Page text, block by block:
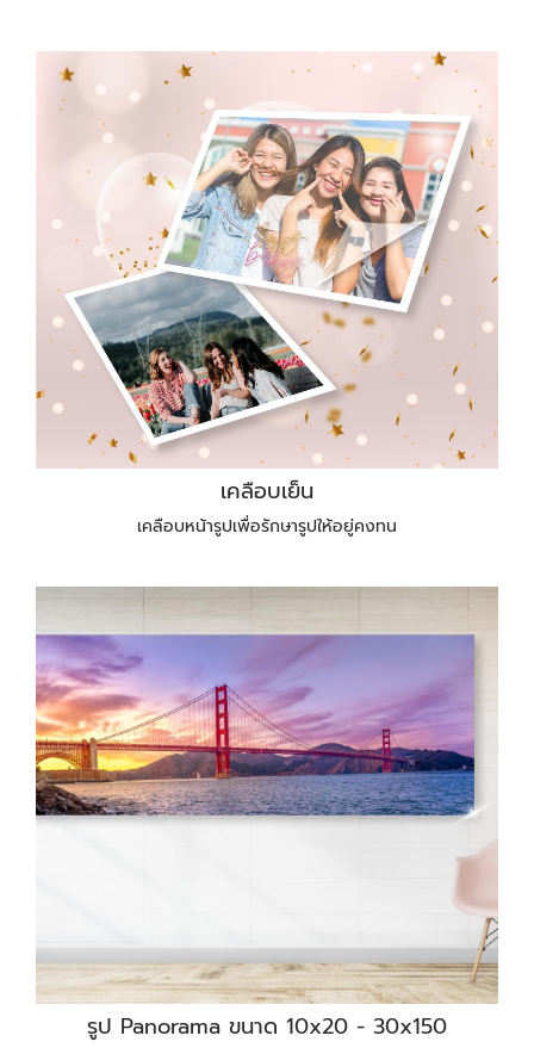
เคลือบเย็น
เคลือบหน้ารูปเพื่อรักษารูปให้อยู่คงทน
รูป Panorama ขนาด 10x20 - 30x150